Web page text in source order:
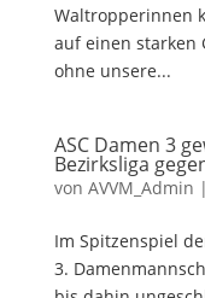
Waltropperinnen
auf einen starken
ohne unsere...
ASC Damen 3
Bezirksliga
von AVVM_Admin |
Im Spitzenspiel
3.